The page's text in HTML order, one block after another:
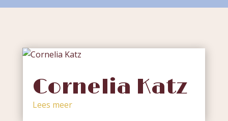
Cornelia Katz
Lees meer